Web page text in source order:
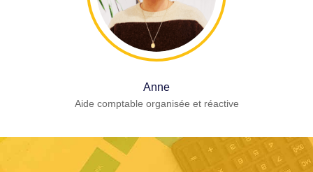
Anne
Aide comptable organisée et réactive